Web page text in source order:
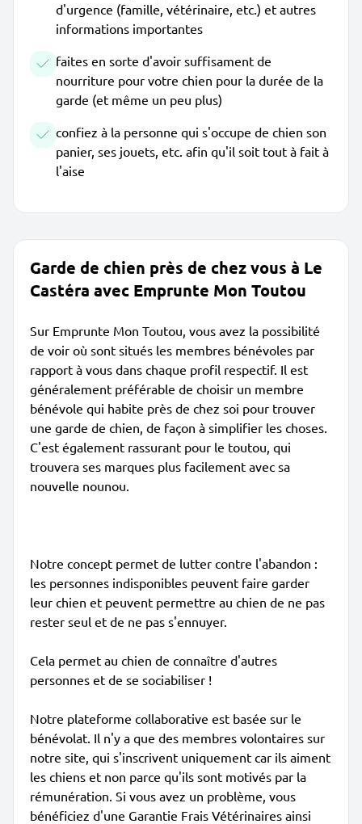
d'urgence (famille, vétérinaire, etc.) et autres
informations importantes
faites en sorte d'avoir suffisament de
nourriture pour votre chien pour la durée de la
garde (et même un peu plus)
confiez à la personne qui s'occupe de chien son
panier, ses jouets, etc. afin qu'il soit tout à fait à
l'aise
Garde de chien près de chez vous à Le
Castéra avec Emprunte Mon Toutou
Sur Emprunte Mon Toutou, vous avez la possibilité
de voir où sont situés les membres bénévoles par
rapport à vous dans chaque profil respectif. Il est
généralement préférable de choisir un membre
bénévole qui habite près de chez soi pour trouver
une garde de chien, de façon à simplifier les choses.
C'est également rassurant pour le toutou, qui
trouvera ses marques plus facilement avec sa
nouvelle nounou.
Notre concept permet de lutter contre l'abandon :
les personnes indisponibles peuvent faire garder
leur chien et peuvent permettre au chien de ne pas
rester seul et de ne pas s'ennuyer.
Cela permet au chien de connaître d'autres
personnes et de se sociabiliser !
Notre plateforme collaborative est basée sur le
bénévolat. Il n'y a que des membres volontaires sur
notre site, qui s'inscrivent uniquement car ils aiment
les chiens et non parce qu'ils sont motivés par la
rémunération. Si vous avez un problème, vous
bénéficiez d'une Garantie Frais Vétérinaires ainsi